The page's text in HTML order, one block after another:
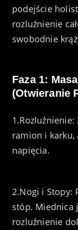
podejście
rozluźnienie
swobodnie
Faza 1:
(Otwieranie
ramion i karku,
napięcia.
2.Nogi i Stopy:
stóp. Miednica
rozluźnienie